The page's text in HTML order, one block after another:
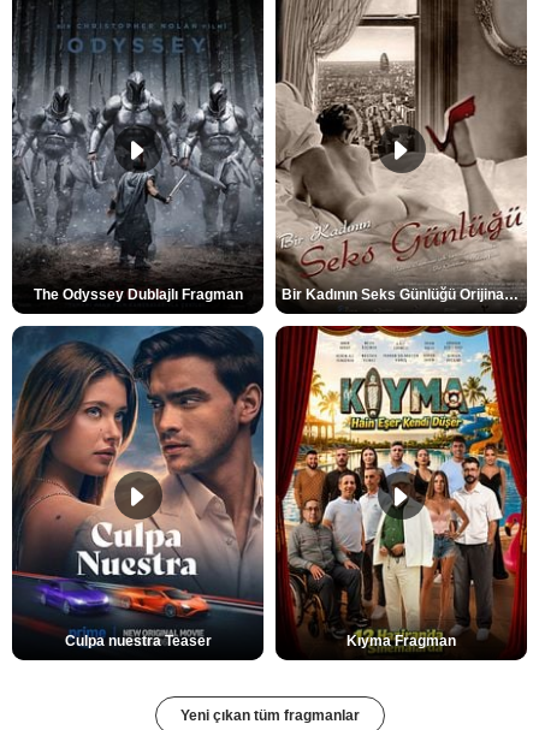
The Odyssey Dublajlı Fragman Bir Kadının Seks Günlüğü Orijinal Fragman
Culpa nuestra Teaser Kıyma Fragman
Yeni çıkan tüm fragmanlar